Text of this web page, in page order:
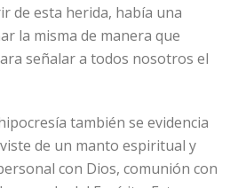
de esta herida, había una
la misma de manera que
señalar a todos nosotros el
también se evidencia
de un manto espiritual y
con Dios, comunión con